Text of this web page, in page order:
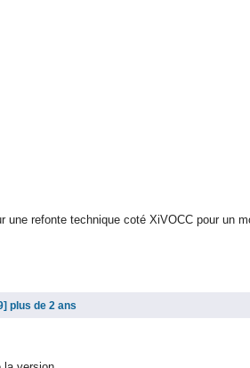
refonte technique coté XiVOCC pour un
plus de 2 ans